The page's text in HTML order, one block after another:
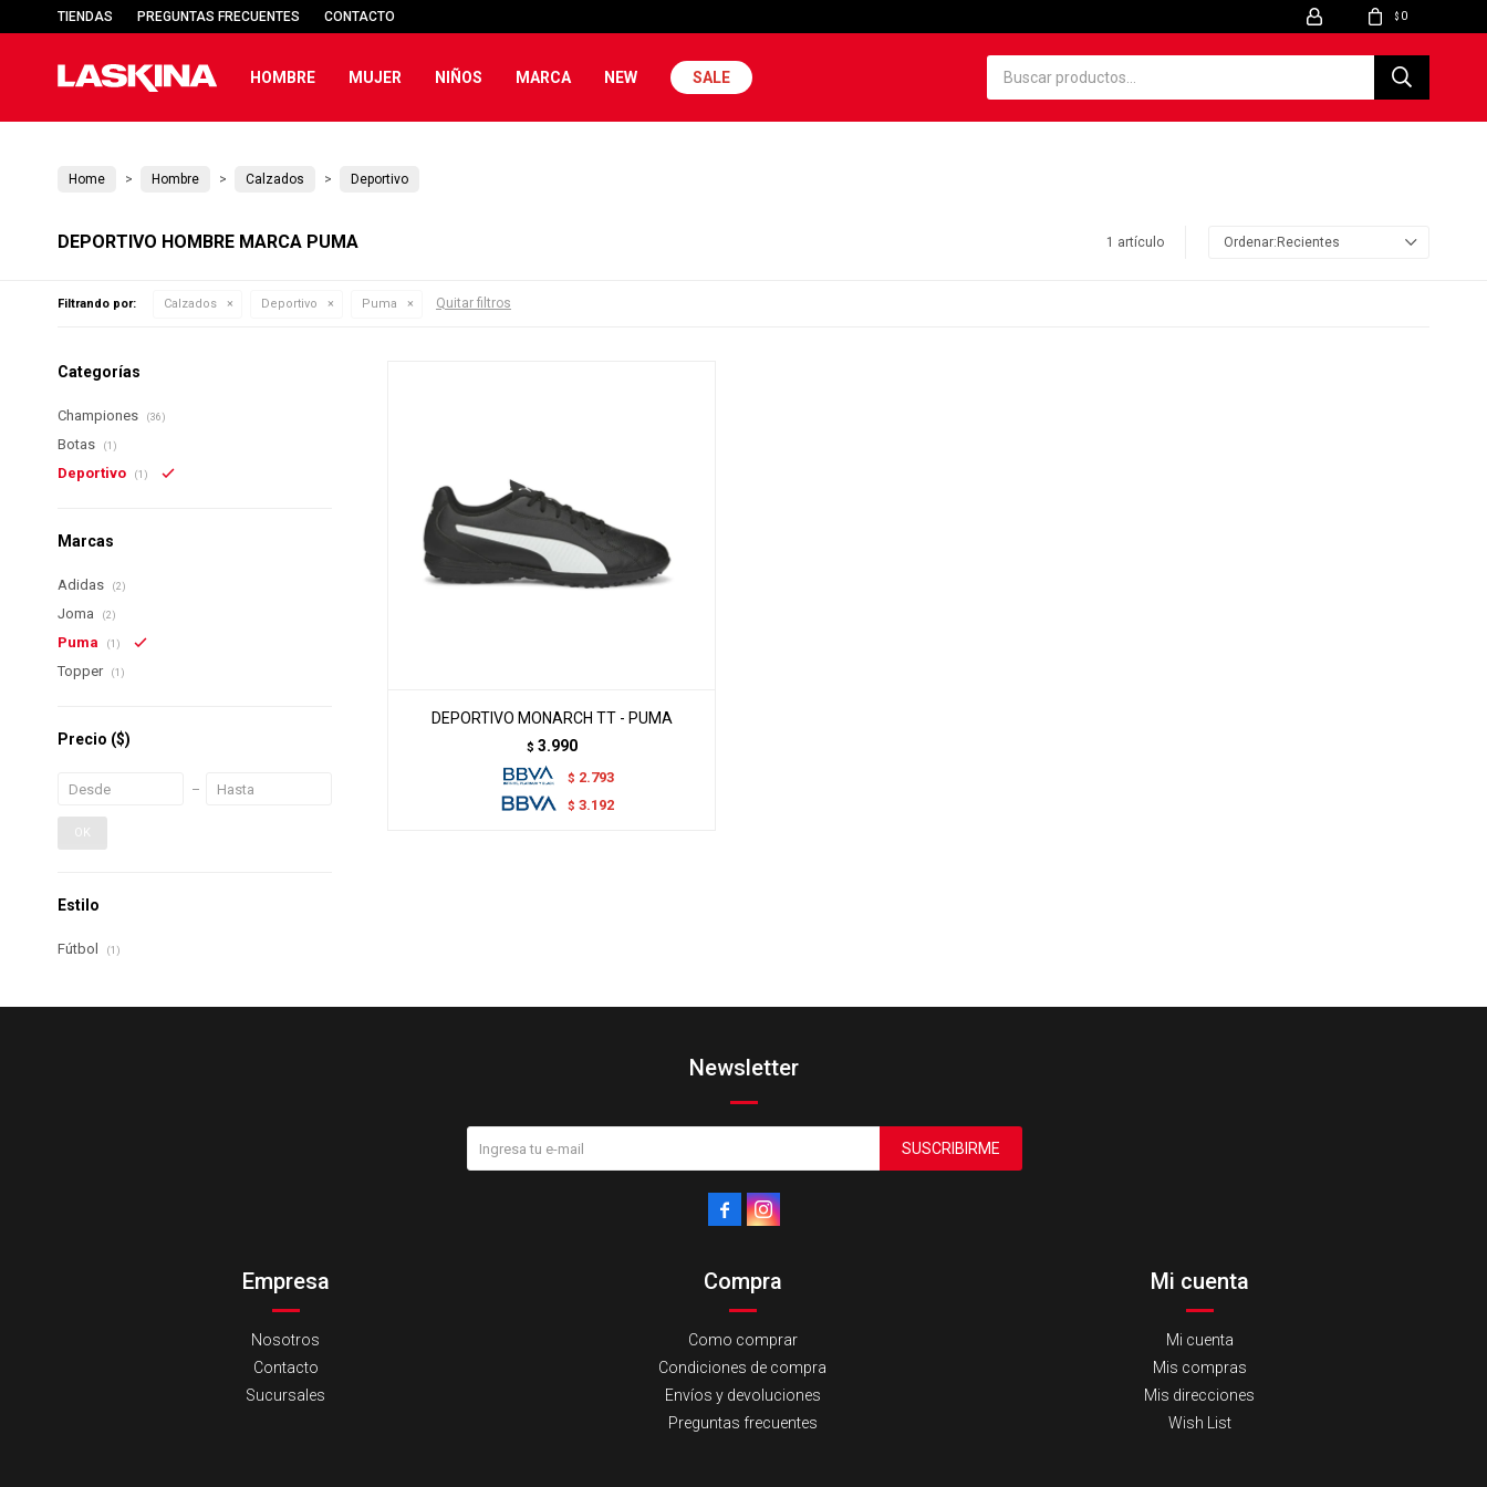
HOMBRE MUJER NIÑOS MARCA NEW SALE
$ 0
TIENDAS PREGUNTAS FRECUENTES CONTACTO
Home Hombre Calzados Deportivo
DEPORTIVO HOMBRE MARCA PUMA 1 artículo Recientes
Filtrando por: Calzados Deportivo Puma Quitar filtros
DEPORTIVO MONARCH TT - PUMA
$ 3.990
$ 2.793
$ 3.192
Categorías
Championes (36)
Botas (1)
Deportivo (1)
Marcas
Adidas (2)
Joma (2)
Puma (1)
Topper (1)
Precio ($)
OK
Estilo
Fútbol (1)
Empresa
Nosotros
Contacto
Sucursales
Compra
Como comprar
Condiciones de compra
Envíos y devoluciones
Preguntas frecuentes
Mi cuenta
Mi cuenta
Mis compras
Mis direcciones
Wish List
Newsletter
SUSCRIBIRME
 